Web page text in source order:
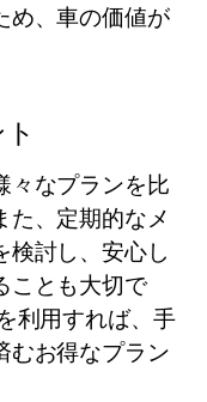
め、車の価値が
々なプランを比
た、定期的なメ
検討し、安心し
ことも大切で
利用すれば、手
むお得なプラン